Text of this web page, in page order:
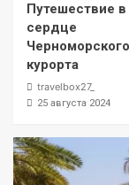
Путешествие в
сердце
Черноморского
курорта
travelbox27_
25 августа 2024